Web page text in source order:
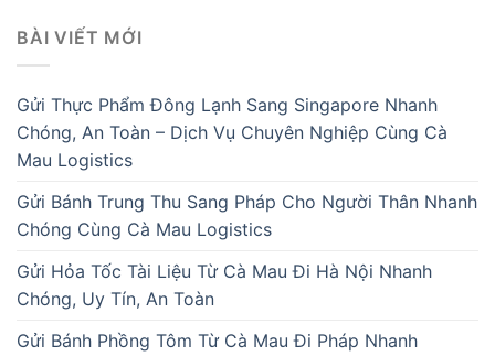
BÀI VIẾT MỚI
Gửi Thực Phẩm Đông Lạnh Sang Singapore Nhanh
Chóng, An Toàn – Dịch Vụ Chuyên Nghiệp Cùng Cà
Mau Logistics
Gửi Bánh Trung Thu Sang Pháp Cho Người Thân Nhanh
Chóng Cùng Cà Mau Logistics
Gửi Hỏa Tốc Tài Liệu Từ Cà Mau Đi Hà Nội Nhanh
Chóng, Uy Tín, An Toàn
Gửi Bánh Phồng Tôm Từ Cà Mau Đi Pháp Nhanh